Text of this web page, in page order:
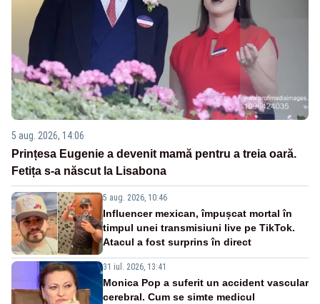
5 aug. 2026, 14:06
Prințesa Eugenie a devenit mamă pentru a treia oară.
Fetița s-a născut la Lisabona
5 aug. 2026, 10:46
Influencer mexican, împușcat mortal în
timpul unei transmisiuni live pe TikTok.
Atacul a fost surprins în direct
31 iul. 2026, 13:41
Monica Pop a suferit un accident vascular
cerebral. Cum se simte medicul